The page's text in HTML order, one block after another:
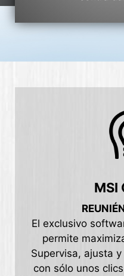
MSI
El exclusivo
permite
Supervisa, ajusta
con sólo unos